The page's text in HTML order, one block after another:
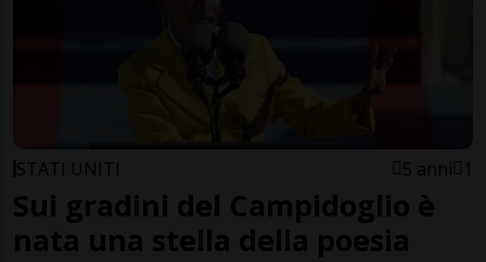
STATI UNITI 5 anni 1
Sui gradini del Campidoglio è
nata una stella della poesia